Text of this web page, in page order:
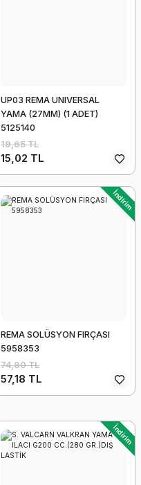
UP03 REMA UNIVERSAL
YAMA (27MM) (1 ADET)
5125140
19,65 TL
15,02 TL
İndirim
REMA SOLÜSYON FIRÇASI
5958353
74,80 TL
57,18 TL
İndirim